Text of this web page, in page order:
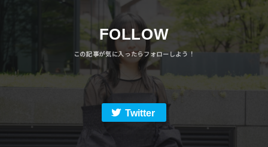
FOLLOW
Twitter